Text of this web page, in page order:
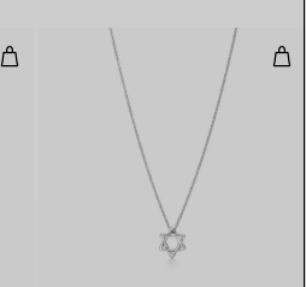
Pendentif Étoile de David